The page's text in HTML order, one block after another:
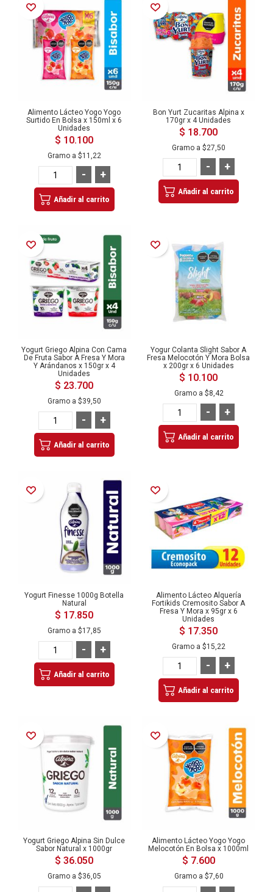
Añadir a la Lista de Deseos
Alimento Lácteo Yogo Yogo
Surtido En Bolsa x 150ml x 6
Unidades
$ 10.100
Gramo a $11,22
+
-
Añadir al carrito
Añadir a la Lista de Deseos
Bon Yurt Zucaritas Alpina x
170gr x 4 Unidades
$ 18.700
Gramo a $27,50
+
-
Añadir al carrito
Añadir a la Lista de Deseos
Yogurt Griego Alpina Con Cama
De Fruta Sabor A Fresa Y Mora
Y Arándanos x 150gr x 4
Unidades
$ 23.700
Gramo a $39,50
+
-
Añadir al carrito
Añadir a la Lista de Deseos
Yogur Colanta Slight Sabor A
Fresa Melocotón Y Mora Bolsa
x 200gr x 6 Unidades
$ 10.100
Gramo a $8,42
+
-
Añadir al carrito
Añadir a la Lista de Deseos
Yogurt Finesse 1000g Botella
Natural
$ 17.850
Gramo a $17,85
+
-
Añadir al carrito
Añadir a la Lista de Deseos
Alimento Lácteo Alquería
Fortikids Cremosito Sabor A
Fresa Y Mora x 95gr x 6
Unidades
$ 17.350
Gramo a $15,22
+
-
Añadir al carrito
Añadir a la Lista de Deseos
Yogurt Griego Alpina Sin Dulce
Sabor Natural x 1000gr
$ 36.050
Gramo a $36,05
Añadir a la Lista de Deseos
Alimento Lácteo Yogo Yogo
Melocotón En Bolsa x 1000ml
$ 7.600
Gramo a $7,60